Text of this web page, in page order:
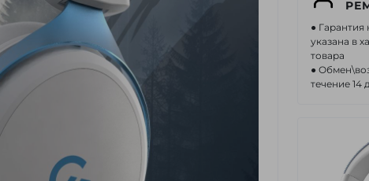
● Гарантия
указана в
товара
●
течение 14